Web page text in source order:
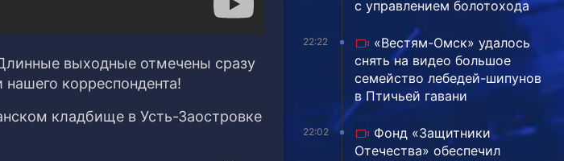
выходные отмечены сразу
корреспондента!
кладбище в Усть-Заостровке
с управлением болотохода
22:22
«Вестям-Омск» удалось
снять на видео большое
семейство лебедей-шипунов
в Птичьей гавани
22:02
Фонд «Защитники
Отечества» обеспечил